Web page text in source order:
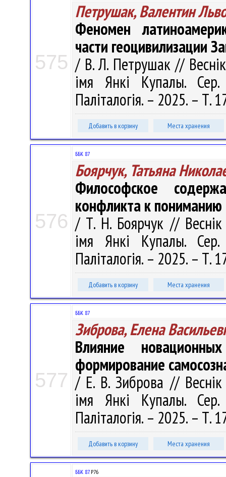
575
Петрушак, Валентин
Феномен
части геоцивилизации
/ В. Л. Петрушак // Веснік
імя Янкі Купалы. Сер.
Паліталогія. – 2025. –
Добавить в корзину Места хранения
576
ББК 87
Боярчук, Татьяна
Философское
конфликта к пониманию
/ Т. Н. Боярчук // Веснік
імя Янкі Купалы. Сер.
Паліталогія. – 2025. –
Добавить в корзину Места хранения
577
ББК 87
Зиброва, Елена
Влияние
формирование
/ Е. В. Зиброва // Веснік
імя Янкі Купалы. Сер.
Паліталогія. – 2025. – Т.
Добавить в корзину Места хранения
ББК 87.Р76